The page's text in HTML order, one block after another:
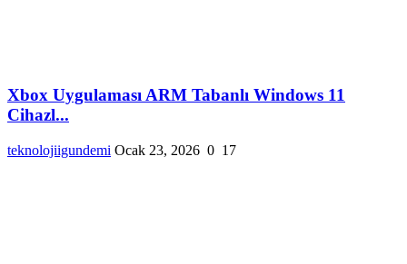
Xbox Uygulaması ARM Tabanlı Windows 11
Cihazl...
teknolojiigundemi Ocak 23, 2026 0 17